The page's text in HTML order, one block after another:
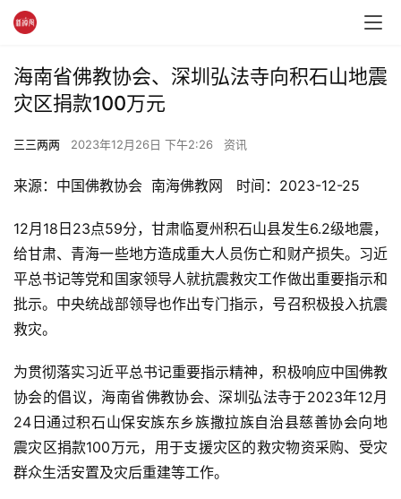
海南省佛教协会、深圳弘法寺向积石山地震
灾区捐款100万元
三三两两 2023年12月26日 下午2:26 资讯
来源：中国佛教协会  南海佛教网   时间：2023-12-25
12月18日23点59分，甘肃临夏州积石山县发生6.2级地震，
给甘肃、青海一些地方造成重大人员伤亡和财产损失。习近
平总书记等党和国家领导人就抗震救灾工作做出重要指示和
批示。中央统战部领导也作出专门指示，号召积极投入抗震
救灾。
为贯彻落实习近平总书记重要指示精神，积极响应中国佛教
协会的倡议，海南省佛教协会、深圳弘法寺于2023年12月
24日通过积石山保安族东乡族撒拉族自治县慈善协会向地
震灾区捐款100万元，用于支援灾区的救灾物资采购、受灾
群众生活安置及灾后重建等工作。